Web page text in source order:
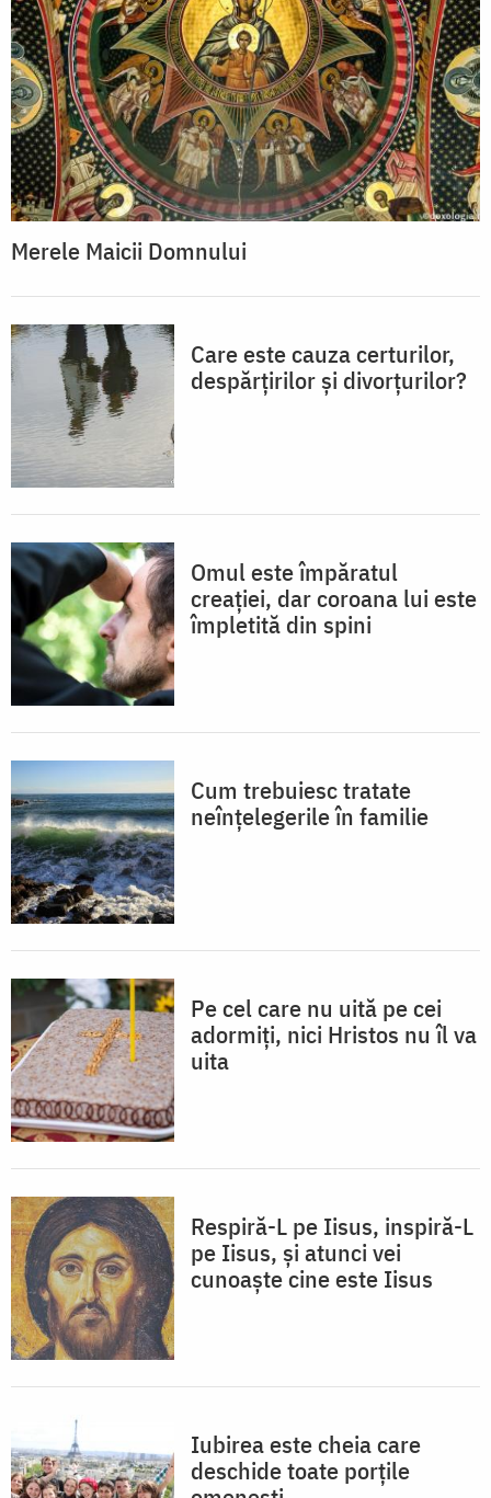
Merele Maicii Domnului
Care este cauza certurilor,
despărțirilor și divorțurilor?
Omul este împăratul
creației, dar coroana lui este
împletită din spini
Cum trebuiesc tratate
neînțelegerile în familie
Pe cel care nu uită pe cei
adormiți, nici Hristos nu îl va
uita
Respiră-L pe Iisus, inspiră-L
pe Iisus, și atunci vei
cunoaște cine este Iisus
Iubirea este cheia care
deschide toate porțile